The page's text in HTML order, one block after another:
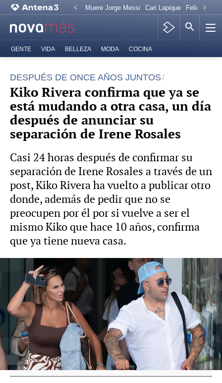
Muere Jorge Messi Cari Lapique Felicitación
GENTE VIDA BELLEZA MODA COCINA
DESPUÉS DE ONCE AÑOS JUNTOS
Kiko Rivera confirma que ya se
está mudando a otra casa, un día
después de anunciar su
separación de Irene Rosales
Casi 24 horas después de confirmar su
separación de Irene Rosales a través de un
post, Kiko Rivera ha vuelto a publicar otro
donde, además de pedir que no se
preocupen por él por si vuelve a ser el
mismo Kiko que hace 10 años, confirma
que ya tiene nueva casa.
Vídeo: Gtres Foto: Gtres
Irene Rosales, silencio total cuando le
preguntan por el bajón emocional que le
ha dado a Kiko Rivera